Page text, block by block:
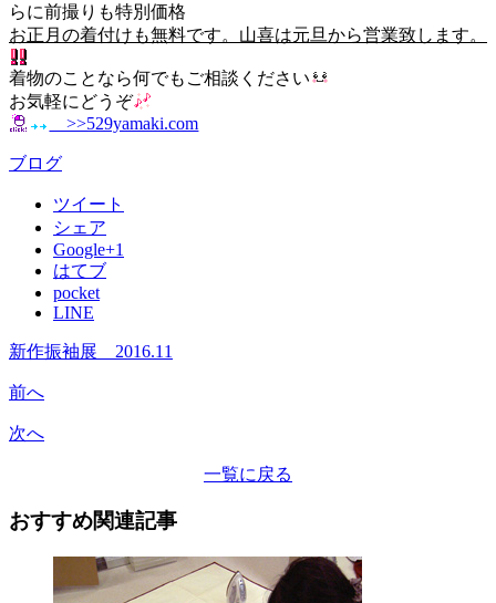
らに前撮りも特別価格
お正月の着付けも無料です。山喜は元旦から営業致します。
着物のことなら何でもご相談ください
お気軽にどうぞ
>>529yamaki.com
ブログ
ツイート
シェア
Google+1
はてブ
pocket
LINE
新作振袖展 2016.11
前へ
次へ
一覧に戻る
おすすめ関連記事